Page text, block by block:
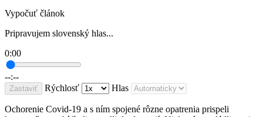
Vypočuť článok
Pripravujem slovenský hlas...
0:00
--:--
Zastaviť Rýchlosť Hlas
Ochorenie Covid-19 a s ním spojené rôzne opatrenia prispeli